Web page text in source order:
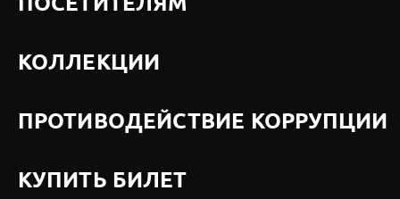
КОЛЛЕКЦИИ
ПРОТИВОДЕЙСТВИЕ КОРРУПЦИИ
КУПИТЬ БИЛЕТ